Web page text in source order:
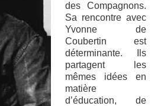
des Compagnons.
Sa rencontre avec
Yvonne de
Coubertin est
déterminante. Ils
partagent les
mêmes idées en
matière
d’éducation, de